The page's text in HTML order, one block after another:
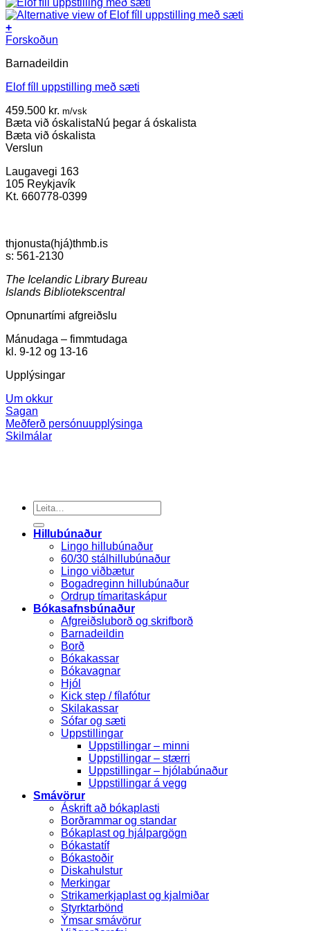
+
Forskoðun
Barnadeildin
Elof fíll uppstilling með sæti
459.500 kr. m/vsk
Bæta við óskalistaNú þegar á óskalista
Bæta við óskalista
Verslun
Laugavegi 163
105 Reykjavík
Kt. 660778-0399
thjonusta(hjá)thmb.is
s: 561-2130
The Icelandic Library Bureau
Islands Bibliotekscentral
Opnunartími afgreiðslu
Mánudaga – fimmtudaga
kl. 9-12 og 13-16
Upplýsingar
Um okkur
Sagan
Meðferð persónuupplýsinga
Skilmálar
Search
for:
Hillubúnaður
Lingo hillubúnaður
60/30 stálhillubúnaður
Lingo viðbætur
Bogadreginn hillubúnaður
Ordrup tímaritaskápur
Bókasafnsbúnaður
Afgreiðsluborð og skrifborð
Barnadeildin
Borð
Bókakassar
Bókavagnar
Hjól
Kick step / fílafótur
Skilakassar
Sófar og sæti
Uppstillingar
Uppstillingar – minni
Uppstillingar – stærri
Uppstillingar – hjólabúnaður
Uppstillingar á vegg
Smávörur
Áskrift að bókaplasti
Borðrammar og standar
Bókaplast og hjálpargögn
Bókastatíf
Bókastoðir
Diskahulstur
Merkingar
Strikamerkjaplast og kjalmiðar
Styrktarbönd
Ýmsar smávörur